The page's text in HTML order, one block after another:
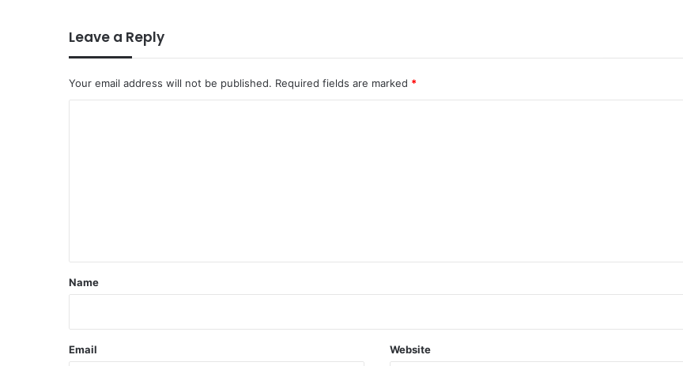
Leave a Reply
Your email address will not be published. Required fields are marked *
*
Name
Email Website